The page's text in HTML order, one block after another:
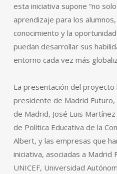
esta iniciativa supone “no
aprendizaje para los
conocimiento y la
puedan desarrollar sus
entorno cada vez más
La presentación del proyecto
presidente de Madrid Futuro,
de Madrid, José Luis
de Política Educativa de la
Albert, y las empresas que
iniciativa, asociadas a Madrid
UNICEF, Universidad